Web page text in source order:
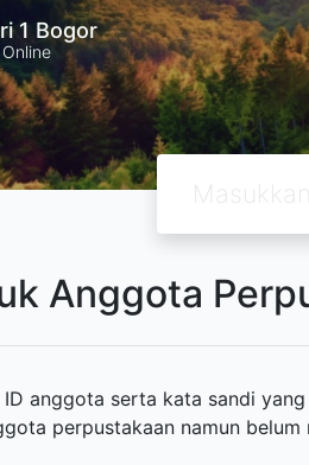
1 Bogor
Anggota
ID anggota serta kata sandi
perpustakaan namun